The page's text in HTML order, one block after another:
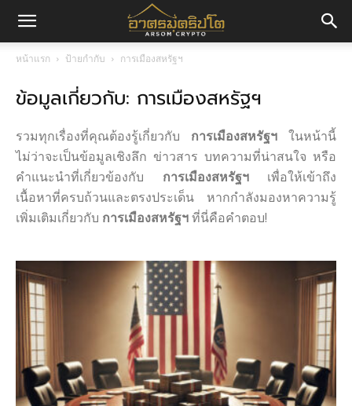
มค
ปโต
หน้าแรก ป้ายกำกับ การเมืองสหรัฐฯ
ข้อมูลเกี่ยวกับ: การเมืองสหรัฐฯ
รวมทุกเรื่องที่คุณต้องรู้เกี่ยวกับ การเมืองสหรัฐฯ ในหน้านี้
ไม่ว่าจะเป็นข้อมูลเชิงลึก ข่าวสาร บทความที่น่าสนใจ หรือ
คำแนะนำที่เกี่ยวข้องกับ การเมืองสหรัฐฯเพื่อให้เข้าถึง
เนื้อหาที่ครบถ้วนและตรงประเด็น หากกำลังมองหาความรู้
เพิ่มเติมเกี่ยวกับ การเมืองสหรัฐฯที่นี่คือคำตอบ!